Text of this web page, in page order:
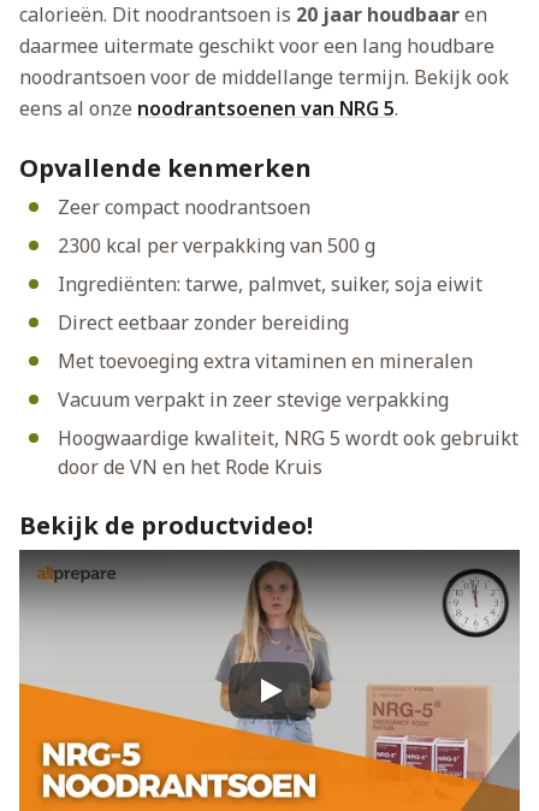
calorieën. Dit noodrantsoen is 20 jaar houdbaaren
daarmee uitermate geschikt voor een lang houdbare
noodrantsoen voor de middellange termijn. Bekijk ook
eens al onze noodrantsoenen van NRG 5.
Opvallende kenmerken
Zeer compact noodrantsoen
2300 kcal per verpakking van 500 g
Ingrediënten: tarwe, palmvet, suiker, soja eiwit
Direct eetbaar zonder bereiding
Met toevoeging extra vitaminen en mineralen
Vacuum verpakt in zeer stevige verpakking
Hoogwaardige kwaliteit, NRG 5 wordt ook gebruikt
door de VN en het Rode Kruis
Bekijk de productvideo!
Play